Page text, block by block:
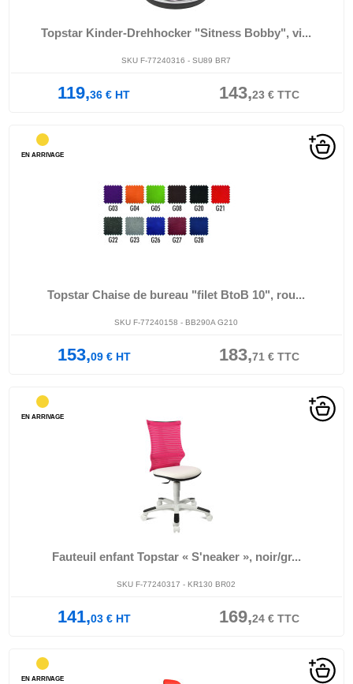
Topstar Kinder-Drehhocker "Sitness Bobby", vi...
SKU F-77240316 - SU89 BR7
119,36 € HT 143,23€TTC
Topstar Chaise de bureau "filet BtoB 10", rou...
SKU F-77240158 - BB290A G210
153,09€HT 183,71 €TTC
EN ARRIVAGE
Fauteuil enfant Topstar « S'neaker », noir/gr...
SKU F-77240317 - KR130 BR02
141,03€HT 169,24€TTC
EN ARRIVAGE
EN ARRIVAGE